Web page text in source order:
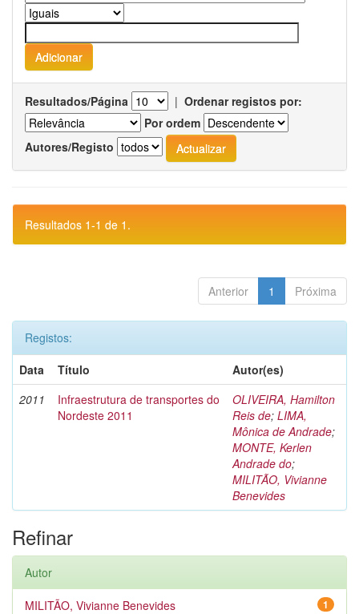
Resultados/Página | Ordenar registos por:
Por ordem
Autores/Registo
Resultados 1-1 de 1.
Anterior 1 Próxima
Registos:
Data
Título
Autor(es)
2011
Infraestrutura de transportes do
Nordeste 2011
OLIVEIRA, Hamilton
Reis de; LIMA,
Mônica de Andrade;
MONTE, Kerlen
Andrade do;
MILITÃO, Vivianne
Benevides
Refinar
Autor
1
MILITÃO, Vivianne Benevides